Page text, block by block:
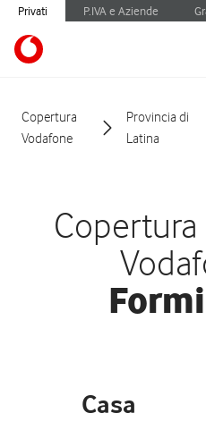
Privati P.IVA e Aziende
Copertura
Vodafone
Provincia di
Latina
Copertura
Casa